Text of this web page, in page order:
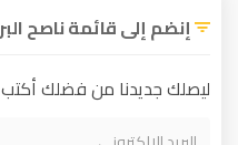
إنضم إلى قائمة ناصح
ليصلك جديدنا من فضلك أكتب